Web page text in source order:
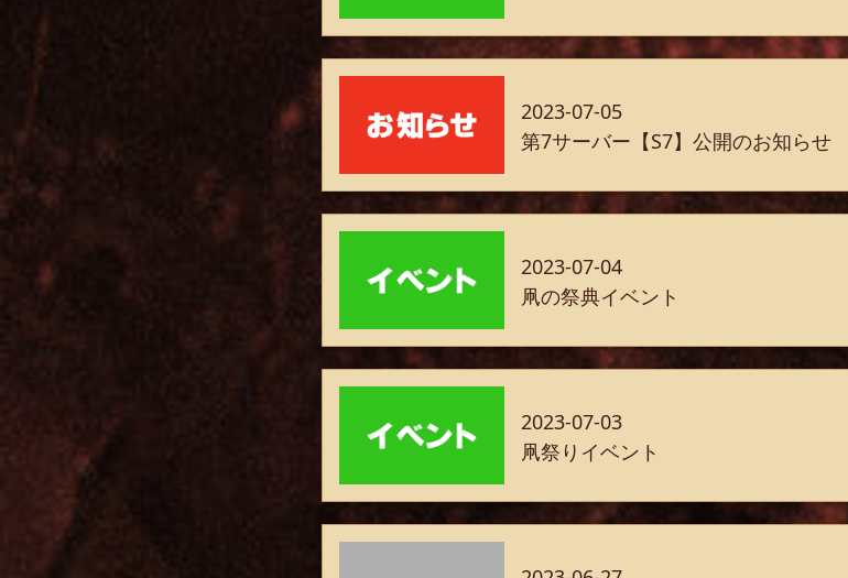
2023-07-05
第7サーバー【S7】公開のお知らせ
2023-07-04
凧の祭典イベント
2023-07-03
凧祭りイベント